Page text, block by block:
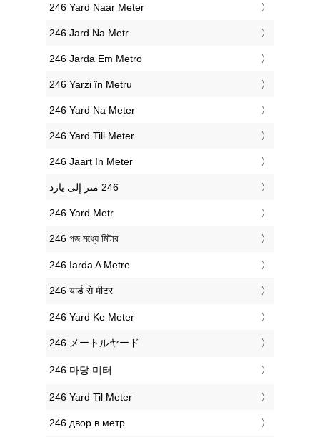
‎246 Yard Naar Meter
‎246 Jard Na Metr
‎246 Jarda Em Metro
‎246 Yarzi în Metru
‎246 Yard Na Meter
‎246 Yard Till Meter
‎246 Jaart In Meter
‎246 Yard Metr
‎246 গজ মধ্যে মিটার
‎246 Iarda A Metre
‎246 यार्ड से मीटर
‎246 Yard Ke Meter
‎246 メートルヤード
‎246 마당 미터
‎246 Yard Til Meter
‎246 двор в метр